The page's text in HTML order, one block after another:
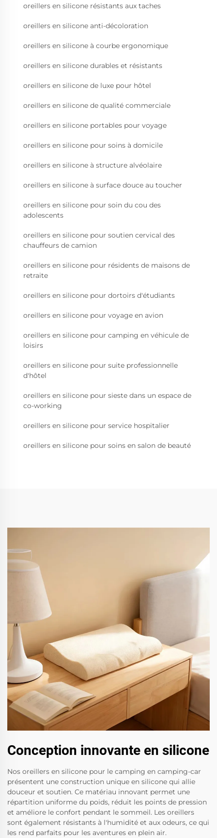
oreillers en silicone résistants aux taches
oreillers en silicone anti-décoloration
oreillers en silicone à courbe ergonomique
oreillers en silicone durables et résistants
oreillers en silicone de luxe pour hôtel
oreillers en silicone de qualité commerciale
oreillers en silicone portables pour voyage
oreillers en silicone pour soins à domicile
oreillers en silicone à structure alvéolaire
oreillers en silicone à surface douce au toucher
oreillers en silicone pour soin du cou des
adolescents
oreillers en silicone pour soutien cervical des
chauffeurs de camion
oreillers en silicone pour résidents de maisons de
retraite
oreillers en silicone pour dortoirs d'étudiants
oreillers en silicone pour voyage en avion
oreillers en silicone pour camping en véhicule de
loisirs
oreillers en silicone pour suite professionnelle
d'hôtel
oreillers en silicone pour sieste dans un espace de
co-working
oreillers en silicone pour service hospitalier
oreillers en silicone pour soins en salon de beauté
Conception innovante en silicone
Nos oreillers en silicone pour le camping en camping-car
présentent une construction unique en silicone qui allie
douceur et soutien. Ce matériau innovant permet une
répartition uniforme du poids, réduit les points de pression
et améliore le confort pendant le sommeil. Les oreillers
sont également résistants à l'humidité et aux odeurs, ce qui
les rend parfaits pour les aventures en plein air.